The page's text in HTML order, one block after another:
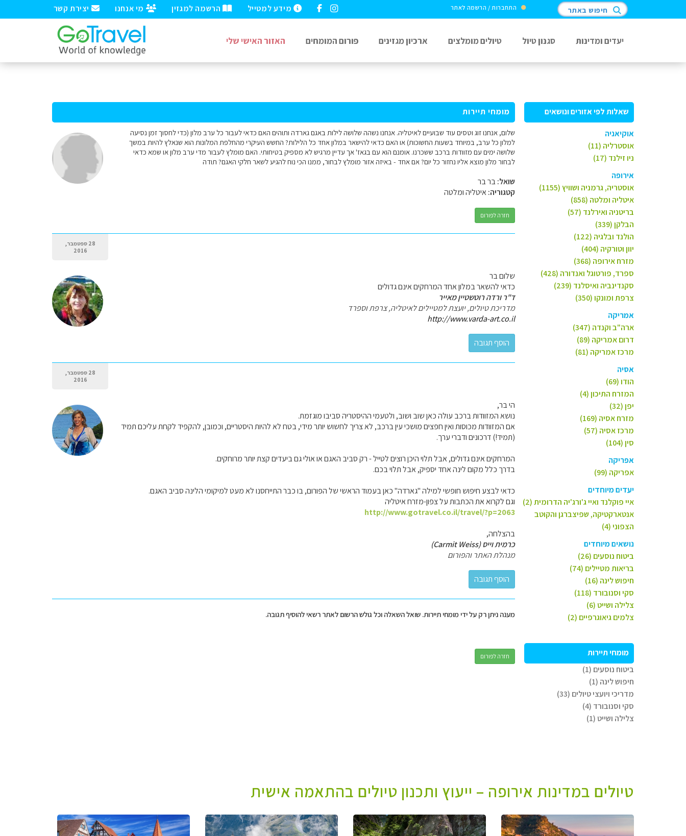
יצירת קשר מי אנחנו הרשמה למגזין מידע למטייל התחברות / הרשמה לאתר חיפוש באתר
יעדים ומדינות סגנון טיול טיולים מומלצים ארכיון מגזינים פורום המומחים האזור האישי שלי
שאלות לפי אזורים ונושאים
אוקיאניה
אוסטרליה (11)
ניו זילנד (17)
אירופה
אוסטריה, גרמניה ושוויץ (1155)
איטליה ומלטה (858)
בריטניה ואירלנד (57)
הבלקן (339)
הולנד ובלגיה (122)
יוון וטורקיה (404)
מזרח אירופה (368)
ספרד, פורטוגל ואנדורה (428)
סקנדינביה ואיסלנד (239)
צרפת ומונקו (350)
אמריקה
ארה"ב וקנדה (347)
דרום אמריקה (89)
מרכז אמריקה (81)
אסיה
הודו (69)
המזרח התיכון (4)
יפן (32)
מזרח אסיה (169)
מרכז אסיה (57)
סין (104)
אפריקה
אפריקה (99)
יעדים מיוחדים
איי פוקלנד ואיי ג'ורג'יה הדרומית (2)
אנטארקטיקה, שפיצברגן והקוטב
הצפוני (4)
נושאים מיוחדים
ביטוח נוסעים (26)
בריאות מטיילים (74)
חיפוש לינה (16)
סקי וסנובורד (118)
צלילה ושייט (6)
צלמים גיאוגרפיים (2)
מומחי תיירות
ביטוח נוסעים (1)
חיפוש לינה (1)
מדריכי ויועצי טיולים (33)
סקי וסנובורד (4)
צלילה ושייט (1)
מומחי תיירות
שלום, אנחנו זוג וטסים עוד שבועיים לאיטליה. אנחנו נשהה שלושה לילות באגם גארדה ותוהים האם כדאי לעבור כל ערב מלון (כדי לחסוך זמן נסיעה
למלון כל ערב, במיוחד בשעות החשוכות) או האם כדאי להישאר במלון אחד כל הלילות? החשש העיקרי מהחלפת המלונות הוא שנאלץ להיות במשך
שלושה ימים עם מזוודות ברכב ששכרנו. אומנם הוא עם בגאז' אך עדיין מרגיש לא מספיק בטיחותי. האם מומלץ לעבור מדי ערב מלון או שמא כדאי
לבחור מלון מוצא אליו נחזור כל יום? אם אחד - באיזה אזור מומלץ לבחור, ממנו הכי נוח להגיע לשאר חלקי האגם? תודה
שואל:בר בר
קטגוריה:איטליה ומלטה
חזרה לפורום
28 ספטמבר,
2016
שלום בר
כדאי להשאר במלון אחד המרחקים אינם גדולים
ד"ר ורדה רוטשטיין מאייר
מדריכת טיולים, יועצת למטיילים לאיטליה, צרפת וספרד
http://www.varda-art.co.il
28 ספטמבר,
2016
הי בר,
נושא המזוודות ברכב עולה כאן שוב ושוב, ולטעמי ההיסטריה סביבו מוגזמת.
אם המזוודות מכוסות ואין חפצים מושכי עין ברכב, לא צריך לחשוש יותר מידי, בטח לא להיות היסטריים, וכמובן, להקפיד לקחת עליכם תמיד
(תמיד!) דרכונים ודברי ערך.
המרחקים אינם גדולים, אבל תלוי היכן רוצים לטייל - רק סביב האגם או אולי גם ביעדים קצת יותר מרוחקים.
בדרך כלל מקום לינה אחד יספיק, אבל תלוי בכם.
כדאי לבצע חיפוש חופשי למילה "גארדה" כאן בעמוד הראשי של הפורום, בו כבר התייחסנו לא מעט למיקומי הלינה סביב האגם.
וגם לקרוא את הכתבות על צפון-מזרח איטליה
http://www.gotravel.co.il/travel/?p=2063
בהצלחה,
כרמית וייס (Carmit Weiss)
מנהלת האתר והפורום
מענה ניתן רק על ידי מומחי תיירות. שואל השאלה וכל גולש הרשום לאתר רשאי להוסיף תגובה.
חזרה לפורום
טיולים במדינות אירופה – ייעוץ ותכנון טיולים בהתאמה אישית